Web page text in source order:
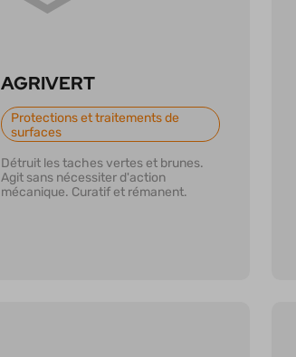
AGRIVERT
Protections et traitements de
surfaces
Détruit les taches vertes et brunes.
Agit sans nécessiter d'action
mécanique. Curatif et rémanent.